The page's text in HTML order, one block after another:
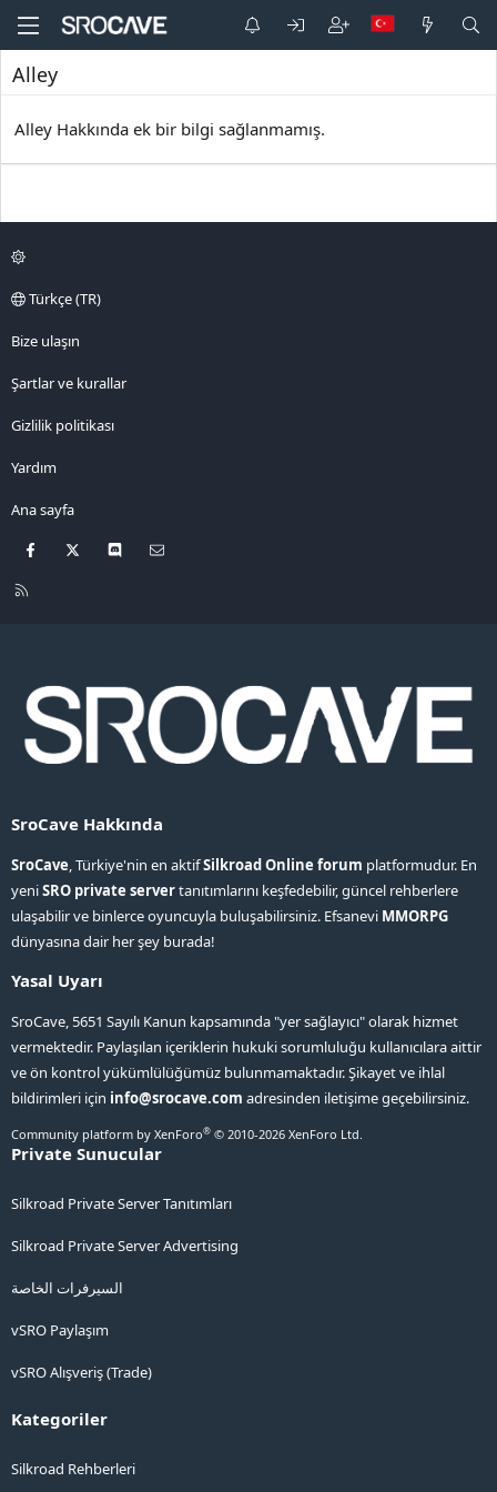
Alley
Alley Hakkında ek bir bilgi sağlanmamış.
Türkçe (TR)
Bize ulaşın
Şartlar ve kurallar
Gizlilik politikası
Yardım
Ana sayfa
Facebook Discord
R
SroCave Hakkında
SroCave, Türkiye'nin en aktifSilkroad Online forum platformudur. En
yeniSRO private servertanıtımlarını keşfedebilir, güncel rehberlere
ulaşabilir ve binlerce oyuncuyla buluşabilirsiniz. Efsanevi MMORPG
dünyasına dair her şey burada!
Yasal Uyarı
SroCave, 5651 Sayılı Kanun kapsamında "yer sağlayıcı" olarak hizmet
vermektedir. Paylaşılan içeriklerin hukuki sorumluluğu kullanıcılara aittir
ve ön kontrol yükümlülüğümüz bulunmamaktadır. Şikayet ve ihlal
bildirimleri için info@srocave.com adresinden iletişime geçebilirsiniz.
Community platform by XenForo® © 2010-2026 XenForo Ltd.
Private Sunucular
Silkroad Private Server Tanıtımları
Silkroad Private Server Advertising
السيرفرات الخاصة
vSRO Paylaşım
vSRO Alışveriş (Trade)
Kategoriler
Silkroad Rehberleri